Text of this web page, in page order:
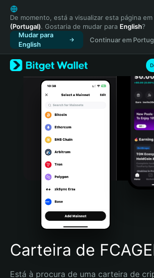
English
日本語
Tiếng Việt
Русский
Español (Latinoamérica)
Türkçe
Italiano
Português (Portugal)
Bahasa Indonesia
Português (Brasil)
Español (Argentina)
De momento, está a visualizar esta página em
(Portugal). Gostaria de mudar para English?
Mudar para
English
Continuar em
Carteira de
Está à procura de uma carteira de